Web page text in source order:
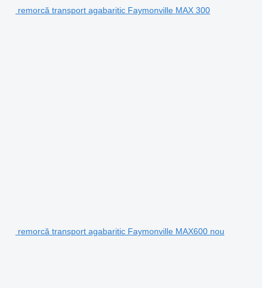
remorcă transport agabaritic Faymonville MAX 300
remorcă transport agabaritic Faymonville MAX600 nou